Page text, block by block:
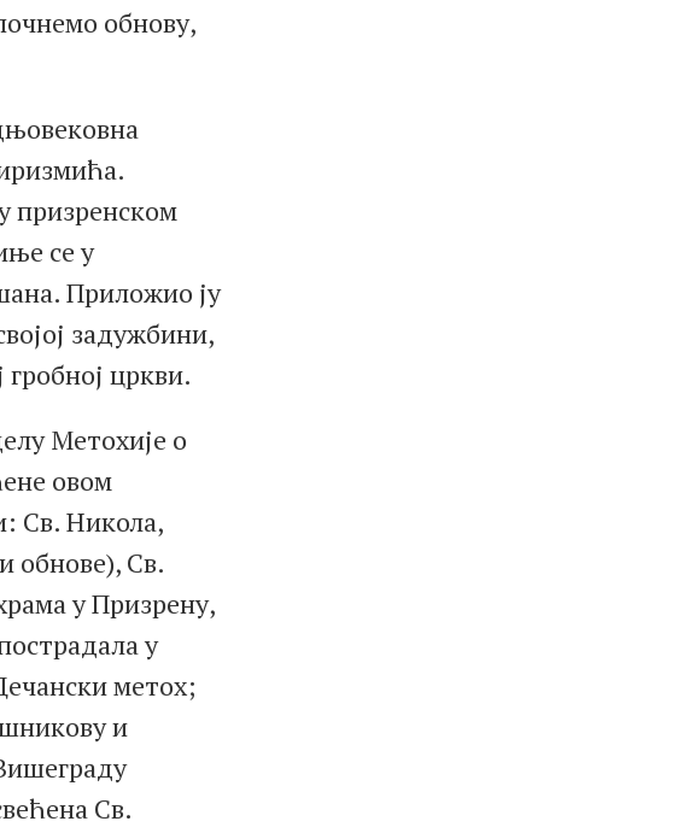
обнову,
призренском
се у
Приложио ју
задужбини,
цркви.
Метохије о
овом
Св. Никола,
обнове), Св.
у Призрену,
у
метох;
и
Св.